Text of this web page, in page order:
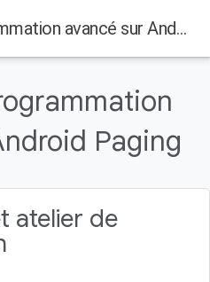
Atelier de programmation avancé sur Android Paging
Paging
atelier de